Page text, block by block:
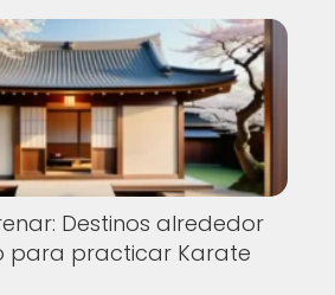
Destinos alrededor
para practicar Karate